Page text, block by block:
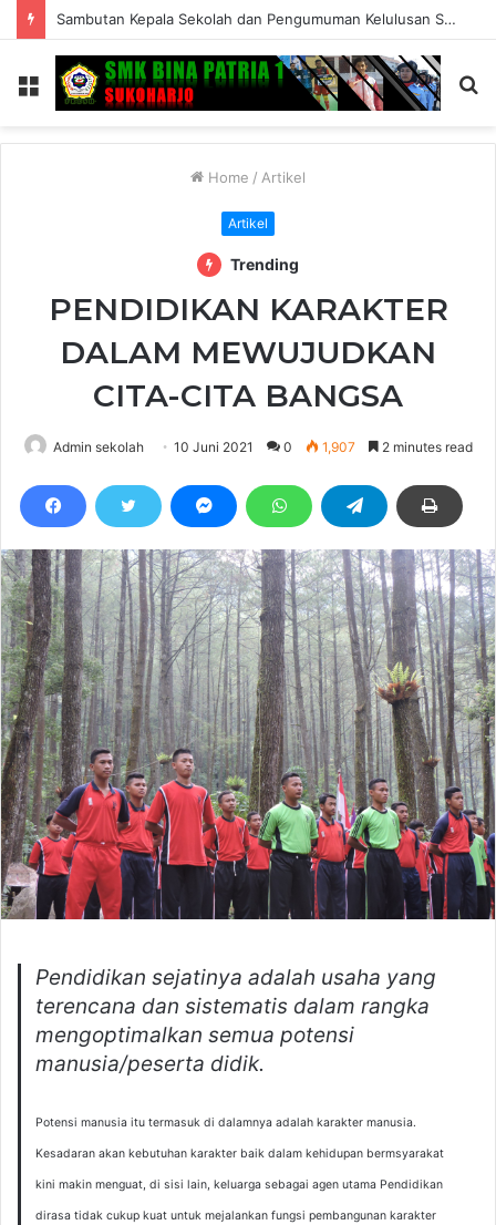
Sambutan Kepala Sekolah dan Pengumuman Kelulusan SMK Bina Patria 1 Sukoharjo Tahun Ajaran 2025/2026
Menu
Home / Artikel
Artikel
Trending
PENDIDIKAN KARAKTER
DALAM MEWUJUDKAN
CITA-CITA BANGSA
Admin sekolah 10 Juni 2021 0 1,907 2 minutes read
Pendidikan sejatinya adalah usaha yang
terencana dan sistematis dalam rangka
mengoptimalkan semua potensi
manusia/peserta didik.
Potensi manusia itu termasuk di dalamnya adalah karakter manusia.
Kesadaran akan kebutuhan karakter baik dalam kehidupan bermsyarakat
kini makin menguat, di sisi lain, keluarga sebagai agen utama Pendidikan
dirasa tidak cukup kuat untuk mejalankan fungsi pembangunan karakter